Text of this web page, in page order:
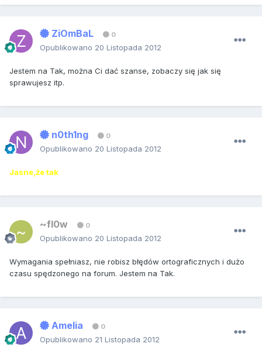
ZiOmBaL 0
Opublikowano 20 Listopada 2012
Jestem na Tak, można Ci dać szanse, zobaczy się jak się
sprawujesz itp.
n0th1ng 0
Opublikowano 20 Listopada 2012
Jasne,że tak
~fl0w 0
Opublikowano 20 Listopada 2012
Wymagania spełniasz, nie robisz błędów ortograficznych i dużo
czasu spędzonego na forum. Jestem na Tak.
Amelia 0
Opublikowano 21 Listopada 2012